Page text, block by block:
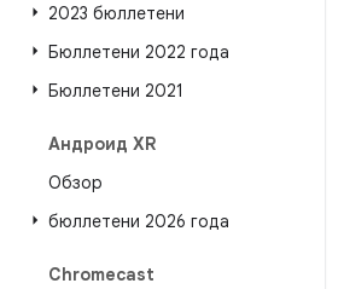
2023 бюллетени
Бюллетени 2022 года
Бюллетени 2021
Андроид XR
Обзор
бюллетени 2026 года
Chromecast